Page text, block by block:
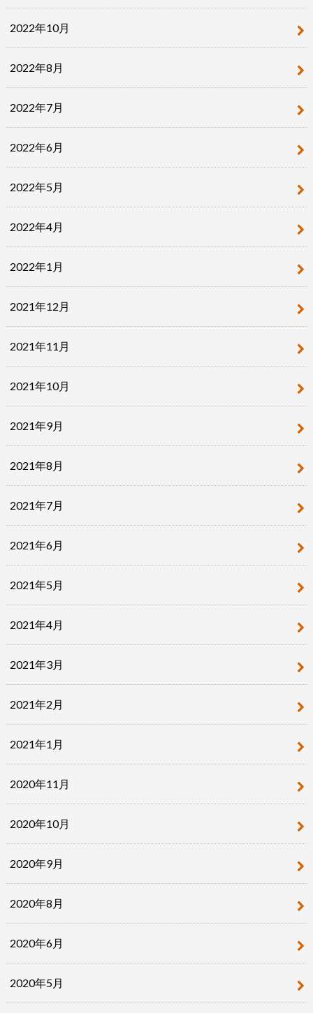
2022年10月
2022年8月
2022年7月
2022年6月
2022年5月
2022年4月
2022年1月
2021年12月
2021年11月
2021年10月
2021年9月
2021年8月
2021年7月
2021年6月
2021年5月
2021年4月
2021年3月
2021年2月
2021年1月
2020年11月
2020年10月
2020年9月
2020年8月
2020年6月
2020年5月